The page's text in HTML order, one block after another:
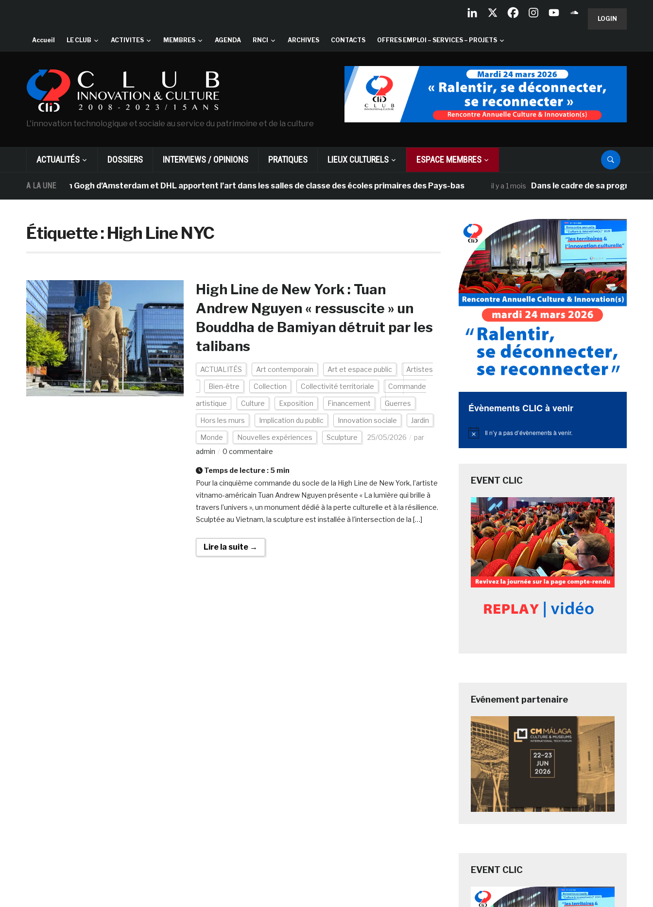
LOGIN
Accueil LE CLUB ACTIVITES MEMBRES AGENDA RNCI ARCHIVES CONTACTS OFFRES EMPLOI – SERVICES – PROJETS
L'innovation technologique et sociale au service du patrimoine et de la culture
ACTUALITÉS DOSSIERS INTERVIEWS / OPINIONS PRATIQUES LIEUX CULTURELS ESPACE MEMBRES
A LA UNE
musée Van Gogh d’Amsterdam et DHL apportent l’art dans les salles de classe des écoles primaires des Pays-bas il y a 1 mois Dans le cadre de sa programmation
Étiquette :High Line NYC
High Line de New York : Tuan
Andrew Nguyen « ressuscite » un
Bouddha de Bamiyan détruit par les
talibans
ACTUALITÉS Art contemporain Art et espace public Artistes
Bien-être Collection Collectivité territoriale Commande
artistique Culture Exposition Financement Guerres
Hors les murs Implication du public Innovation sociale Jardin
Monde Nouvelles expériences Sculpture 25/05/2026
par
admin
0 commentaire
Temps de lecture : 5 min
Pour la cinquième commande du socle de la High Line de New York, l’artiste
vitnamo-américain Tuan Andrew Nguyen présente « La lumière qui brille à
travers l’univers », un monument dédié à la perte culturelle et à la résilience.
Sculptée au Vietnam, la sculpture est installée à l’intersection de la […]
Lire la suite →
Évènements CLIC à venir
Notice Il n’y a pas d’évènements à venir.
EVENT CLIC
Evénement partenaire
EVENT CLIC